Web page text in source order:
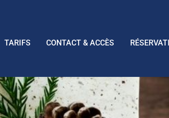
TARIFS CONTACT & ACCÈS